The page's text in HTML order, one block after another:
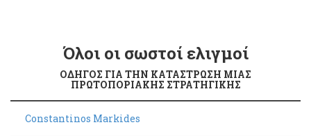
Όλοι οι σωστοί ελιγμοί
ΟΔΗΓΟΣ ΓΙΑ ΤΗΝ ΚΑΤΑΣΤΡΩΣΗ ΜΙΑΣ
ΠΡΩΤΟΠΟΡΙΑΚΗΣ ΣΤΡΑΤΗΓΙΚΗΣ
Constantinos Markides